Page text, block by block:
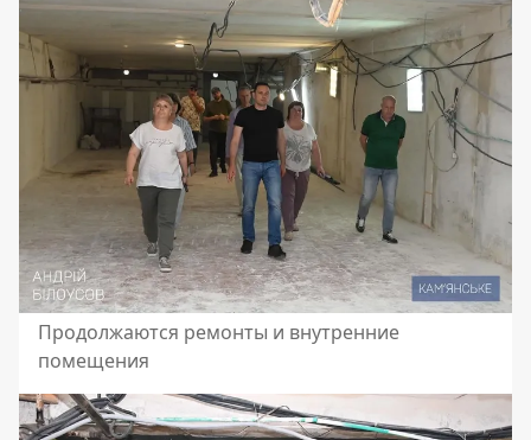
Продолжаются ремонты и внутренние
помещения